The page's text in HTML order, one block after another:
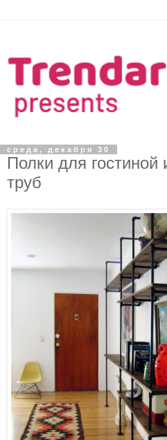
среда, декабря 30
Полки для
труб